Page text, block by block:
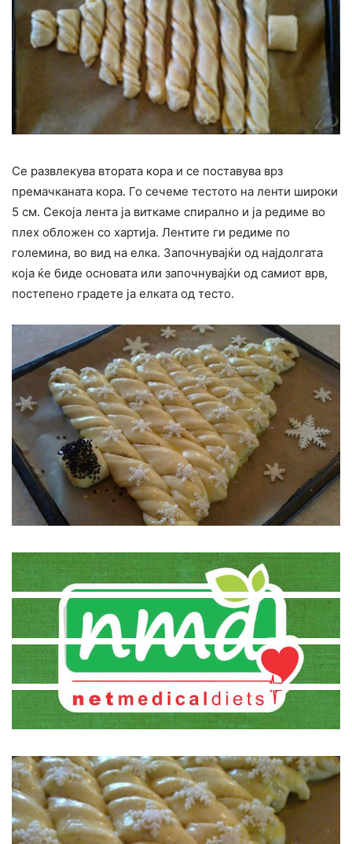
Се развлекува втората кора и се поставува врз
премачканата кора. Го сечеме тестото на ленти широки
5 см. Секоја лента ја виткаме спирално и ја редиме во
плех обложен со хартија. Лентите ги редиме по
големина, во вид на елка. Започнувајќи од најдолгата
која ќе биде основата или започнувајќи од самиот врв,
постепено градете ја елката од тесто.